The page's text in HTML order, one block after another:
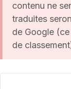
contenu ne
traduites
de Google
de